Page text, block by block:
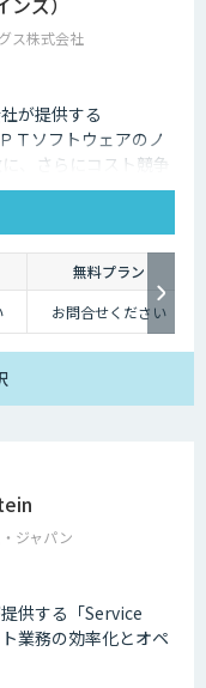
ス株式会社
が提供する
Ｔソフトウェアのノ
、さらにコスト競争
フォーメーションの
無料プラン
お問合せください
ジャパン
供する「Service
業務の効率化とオペ